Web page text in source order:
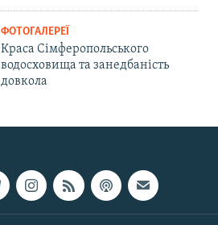
ФОТОГАЛЕРЕЇ
Краса Сімферопольського
водосховища та занедбаність
довкола